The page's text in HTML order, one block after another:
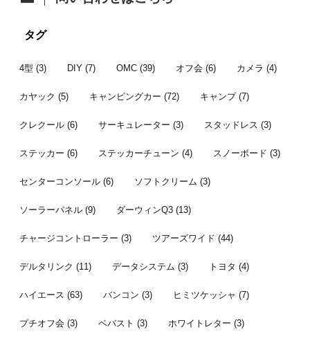
開きまし
が納品され
かった後、キャンピングカーでまった
タグ
4型 (3) DIY (7) OMC (39) オフ会 (6) カメラ (4)
カヤック (5) キャンピングカー (72) キャンプ(7)
クレクール (6) サーキュレーター (3) スタッドレス (3)
ステッカー (6) ステッカーチューン (4) スノーボード (3)
センターコンソール (6) ソフトクリーム (3)
ソーラーパネル (9) ダーウィンQ3 (13)
チャージコントローラー (3) ツアーズワイド (44)
デルタリンク (11) データシステム (3) トヨタ (4)
ハイエース (63) バンコン (3) ヒミツケッシャ (7)
プチオフ会 (3) ベバスト (3) ホワイトレター (3)